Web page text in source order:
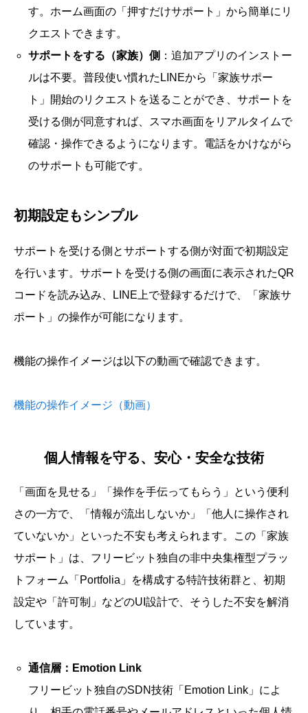
す。ホーム画面の「押すだけサポート」から簡単にリ
クエストできます。
サポートをする（家族）側 ：追加アプリのインストー
ルは不要。普段使い慣れたLINEから「家族サポー
ト」開始のリクエストを送ることができ、サポートを
受ける側が同意すれば、スマホ画面をリアルタイムで
確認・操作できるようになります。電話をかけながら
のサポートも可能です。
初期設定もシンプル
サポートを受ける側とサポートする側が対面で初期設定
を行います。サポートを受ける側の画面に表示されたQR
コードを読み込み、LINE上で登録するだけで、「家族サ
ポート」の操作が可能になります。
機能の操作イメージは以下の動画で確認できます。
機能の操作イメージ（動画）
個人情報を守る、安心・安全な技術
「画面を見せる」「操作を手伝ってもらう」という便利
さの一方で、「情報が流出しないか」「他人に操作され
ていないか」といった不安も考えられます。この「家族
サポート」は、フリービット独自の非中央集権型プラッ
トフォーム「Portfolia」を構成する特許技術群と、初期
設定や「許可制」などのUI設計で、そうした不安を解消
しています。
通信層：Emotion Link
フリービット独自のSDN技術「Emotion Link」によ